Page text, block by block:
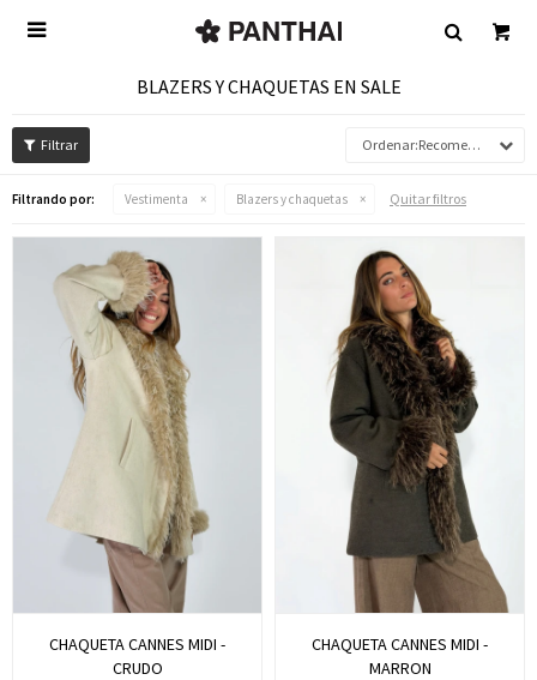

BLAZERS Y CHAQUETAS EN SALE
Recomendados
Filtrando por: Vestimenta Blazers y chaquetas Quitar filtros
CHAQUETA CANNES MIDI -
CRUDO
CHAQUETA CANNES MIDI -
MARRON